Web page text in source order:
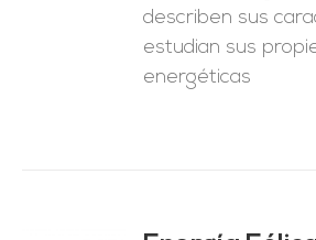
describen sus
estudian sus
energéticas